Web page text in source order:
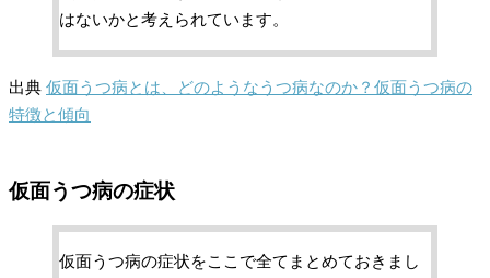
はないかと考えられています。
出典 仮面うつ病とは、どのようなうつ病なのか？仮面うつ病の
特徴と傾向
仮面うつ病の症状
仮面うつ病の症状をここで全てまとめておきまし